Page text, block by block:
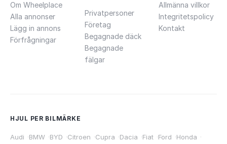
Om Wheelplace
Alla annonser
Lägg in annons
Förfrågningar
Privatpersoner
Företag
Begagnade däck
Begagnade
fälgar
Allmänna villkor
Integritetspolicy
Kontakt
HJUL PER BILMÄRKE
Audi ·BMW ·BYD ·Citroen ·Cupra ·Dacia ·Fiat ·Ford ·Honda ·